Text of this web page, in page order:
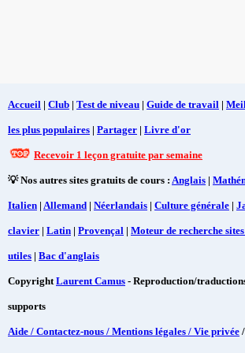
Accueil | Club | Test de niveau | Guide de travail |
les plus populaires | Partager | Livre d'or
Recevoir 1 leçon gratuite par semaine
💡 Nos autres sites gratuits de cours : Anglais |
Italien | Allemand | Néerlandais | Culture générale |
clavier | Latin | Provençal | Moteur de recherche
utiles | Bac d'anglais
CopyrightLaurent Camus - Reproduction/
supports
Aide / Contactez-nous / Mentions légales / Vie privée /